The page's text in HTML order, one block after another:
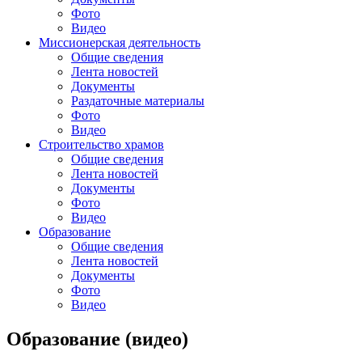
Фото
Видео
Миссионерская деятельность
Общие сведения
Лента новостей
Документы
Раздаточные материалы
Фото
Видео
Строительство храмов
Общие сведения
Лента новостей
Документы
Фото
Видео
Образование
Общие сведения
Лента новостей
Документы
Фото
Видео
Образование (видео)